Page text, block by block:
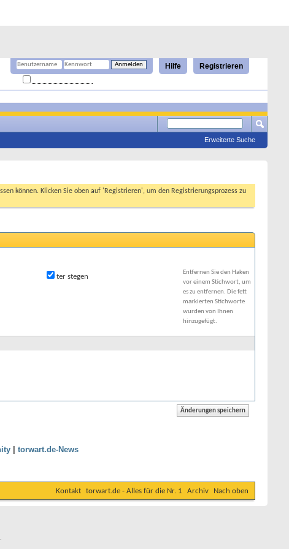
Registrieren
Hilfe
Erweiterte Suche
können. Klicken Sie oben auf 'Registrieren', um den Registrierungsprozess zu
ter stegen
Entfernen Sie den Haken
vor einem Stichwort, um
es zu entfernen. Die fett
markierten Stichworte
wurden von Ihnen
hinzugefügt.
| torwart.de-News
Kontakt torwart.de - Alles für die Nr. 1 Archiv Nach oben